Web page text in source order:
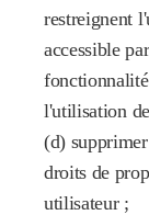
restreignent
accessible
l'utilisation
(d)
droits de
utilisateur ;